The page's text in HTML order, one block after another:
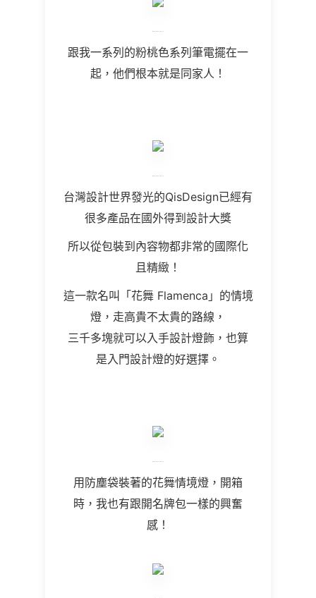
跟我一系列的粉桃色系列筆電擺在一
起，他們根本就是同家人！
台灣設計世界發光的QisDesign已經有
很多產品在國外得到設計大獎
所以從包裝到內容物都非常的國際化
且精緻！
這一款名叫「花舞 Flamenca」的情境
燈，走高貴不太貴的路線，
三千多塊就可以入手設計燈飾，也算
是入門設計燈的好選擇。
用防塵袋裝著的花舞情境燈，開箱
時，我也有跟開名牌包一樣的興奮
感！